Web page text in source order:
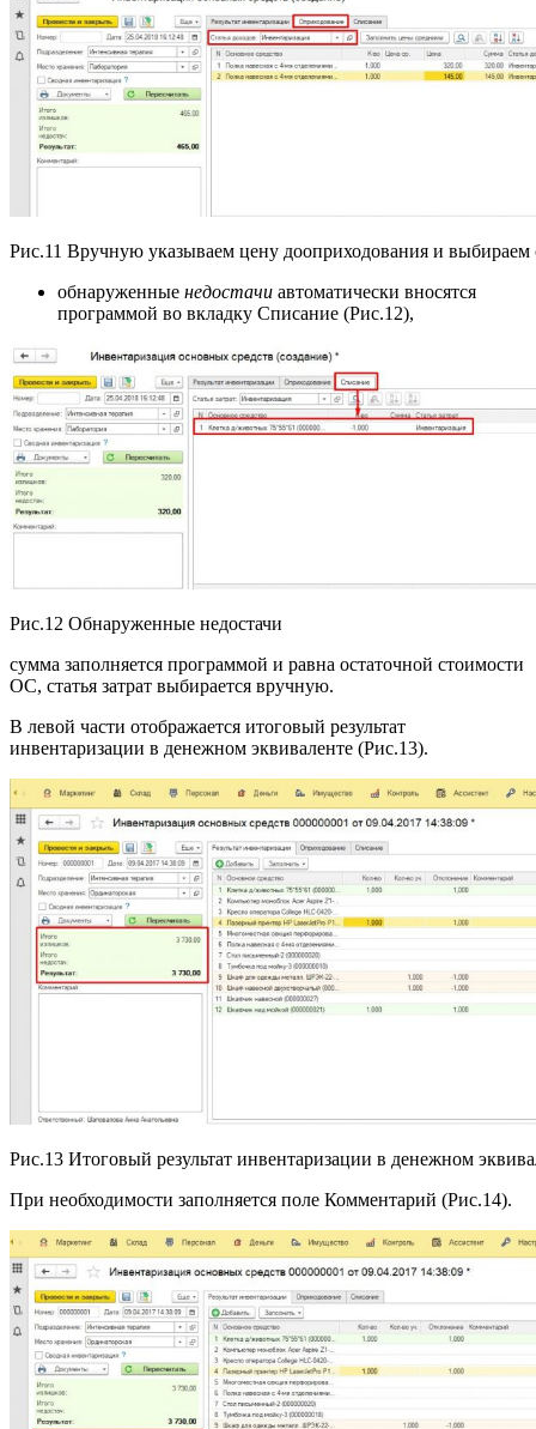
Рис.11 Вручную указываем цену дооприходования и выбираем
обнаруженные недостачи автоматически вносятся
программой во вкладку Списание (Рис.12),
Рис.12 Обнаруженные недостачи
сумма заполняется программой и равна остаточной стоимости
ОС, статья затрат выбирается вручную.
В левой части отображается итоговый результат
инвентаризации в денежном эквиваленте (Рис.13).
Рис.13 Итоговый результат инвентаризации в денежном
При необходимости заполняется поле Комментарий (Рис.14).